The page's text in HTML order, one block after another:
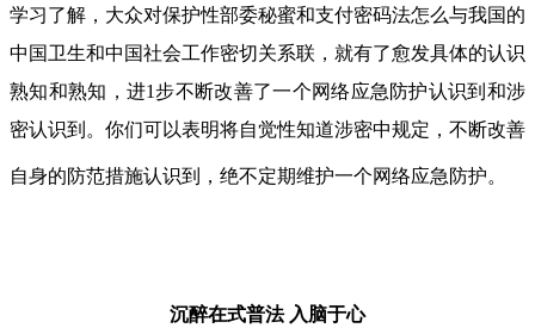
学习了解，大众对保护性部委秘蜜和支付密码法怎么与我国的
中国卫生和中国社会工作密切关系联，就有了愈发具体的认识
熟知和熟知，进1步不断改善了一个网络应急防护认识到和涉
密认识到。你们可以表明将自觉性知道涉密中规定，不断改善
自身的防范措施认识到，绝不定期维护一个网络应急防护。
沉醉在式普法 入脑于心